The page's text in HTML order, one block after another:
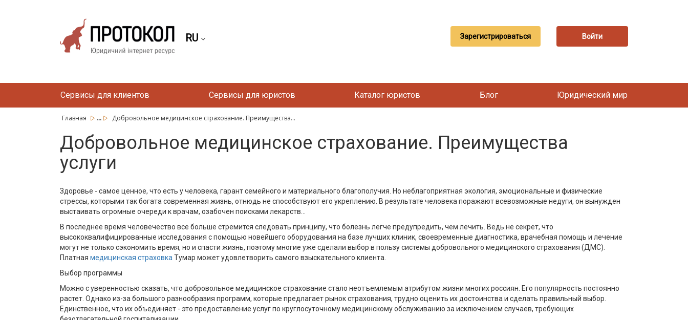
RU Зарегистрироваться Войти
Сервисы для клиентов Сервисы для юристов Каталог юристов Блог Юридический мир
Главная ... Добровольное медицинское страхование. Преимущества...
Добровольное медицинское страхование. Преимущества
услуги
Здоровье - самое ценное, что есть у человека, гарант семейного и материального благополучия. Но неблагоприятная экология, эмоциональные и физические
стрессы, которыми так богата современная жизнь, отнюдь не способствуют его укреплению. В результате человека поражают всевозможные недуги, он вынужден
выстаивать огромные очереди к врачам, озабочен поисками лекарств...
В последнее время человечество все больше стремится следовать принципу, что болезнь легче предупредить, чем лечить. Ведь не секрет, что
высококвалифицированные исследования с помощью новейшего оборудования на базе лучших клиник, своевременные диагностика, врачебная помощь и лечение
могут не только сэкономить время, но и спасти жизнь, поэтому многие уже сделали выбор в пользу системы добровольного медицинского страхования (ДМС).
Платная медицинская страховка Тумар может удовлетворить самого взыскательного клиента.
Выбор программы
Можно с уверенностью сказать, что добровольное медицинское страхование стало неотъемлемым атрибутом жизни многих россиян. Его популярность постоянно
растет. Однако из-за большого разнообразия программ, которые предлагает рынок страхования, трудно оценить их достоинства и сделать правильный выбор.
Единственное, что их объединяет - это предоставление услуг по круглосуточному медицинскому обслуживанию за исключением случаев, требующих